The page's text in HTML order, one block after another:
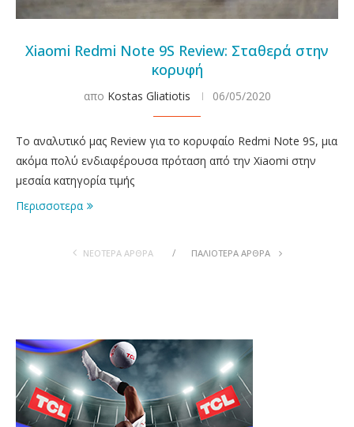
Xiaomi Redmi Note 9S Review: Σταθερά στην
κορυφή
απο Kostas Gliatiotis 06/05/2020
To αναλυτικό μας Review για το κορυφαίο Redmi Note 9S, μια
ακόμα πολύ ενδιαφέρουσα πρόταση από την Xiaomi στην
μεσαία κατηγορία τιμής
Περισσοτερα
ΝΕΟΤΕΡΑ ΆΡΘΡΑ ΠΑΛΙOΤΕΡΑ ΆΡΘΡΑ